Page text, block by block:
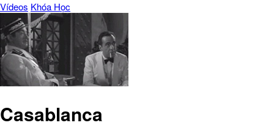
Vídeos Khóa Học
Casablanca